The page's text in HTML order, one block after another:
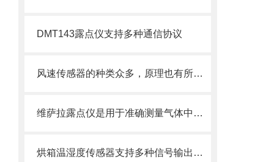
DMT143露点仪支持多种通信协议
风速传感器的种类众多，原理也有所不同
维萨拉露点仪是用于准确测量气体中水蒸气含量的设备
烘箱温湿度传感器支持多种信号输出模式